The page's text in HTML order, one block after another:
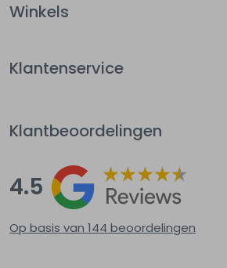
Winkels
Klantenservice
Klantbeoordelingen
4.5
Op basis van 144 beoordelingen